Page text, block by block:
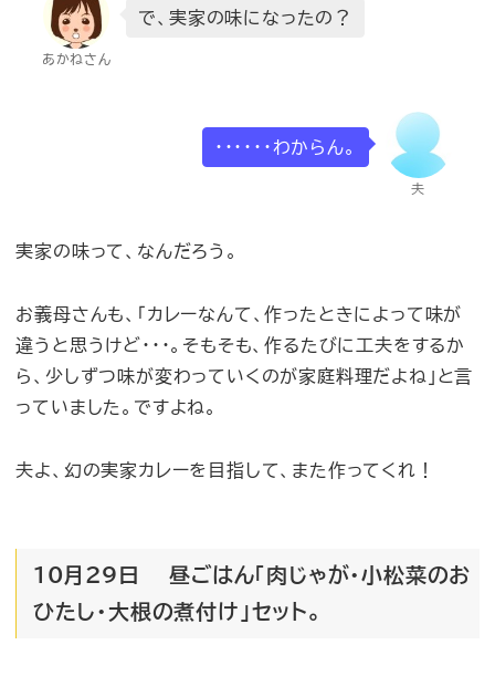
あかねさん
で、実家の味になったの？
夫
・・・・・・わからん。
実家の味って、なんだろう。
お義母さんも、「カレーなんて、作ったときによって味が
違うと思うけど・・・。そもそも、作るたびに工夫をするか
ら、少しずつ味が変わっていくのが家庭料理だよね」と言
っていました。ですよね。
夫よ、幻の実家カレーを目指して、また作ってくれ！
10月29日 昼ごはん「肉じゃが・小松菜のお
ひたし・大根の煮付け」セット。